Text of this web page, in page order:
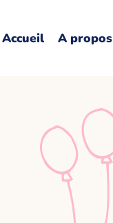
Accueil A propos